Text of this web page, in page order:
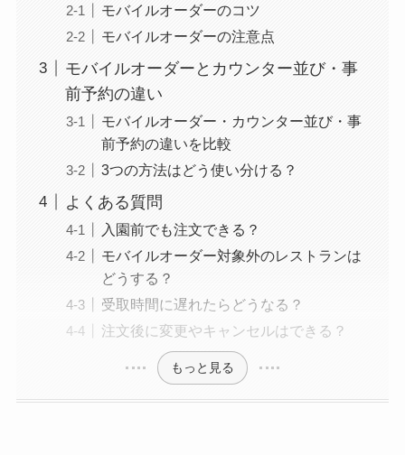
モバイルオーダーのコツ
モバイルオーダーの注意点
モバイルオーダーとカウンター並び・事
前予約の違い
モバイルオーダー・カウンター並び・事
前予約の違いを比較
3つの方法はどう使い分ける？
よくある質問
入園前でも注文できる？
モバイルオーダー対象外のレストランは
どうする？
受取時間に遅れたらどうなる？
注文後に変更やキャンセルはできる？
もっと見る